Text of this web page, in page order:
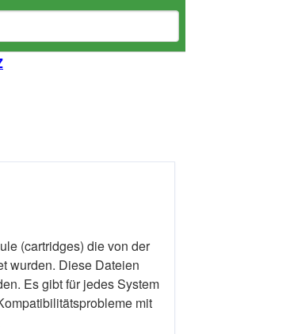
suchen
(cartridges) die von der
wurden. Diese Dateien
Es gibt für jedes System
mit